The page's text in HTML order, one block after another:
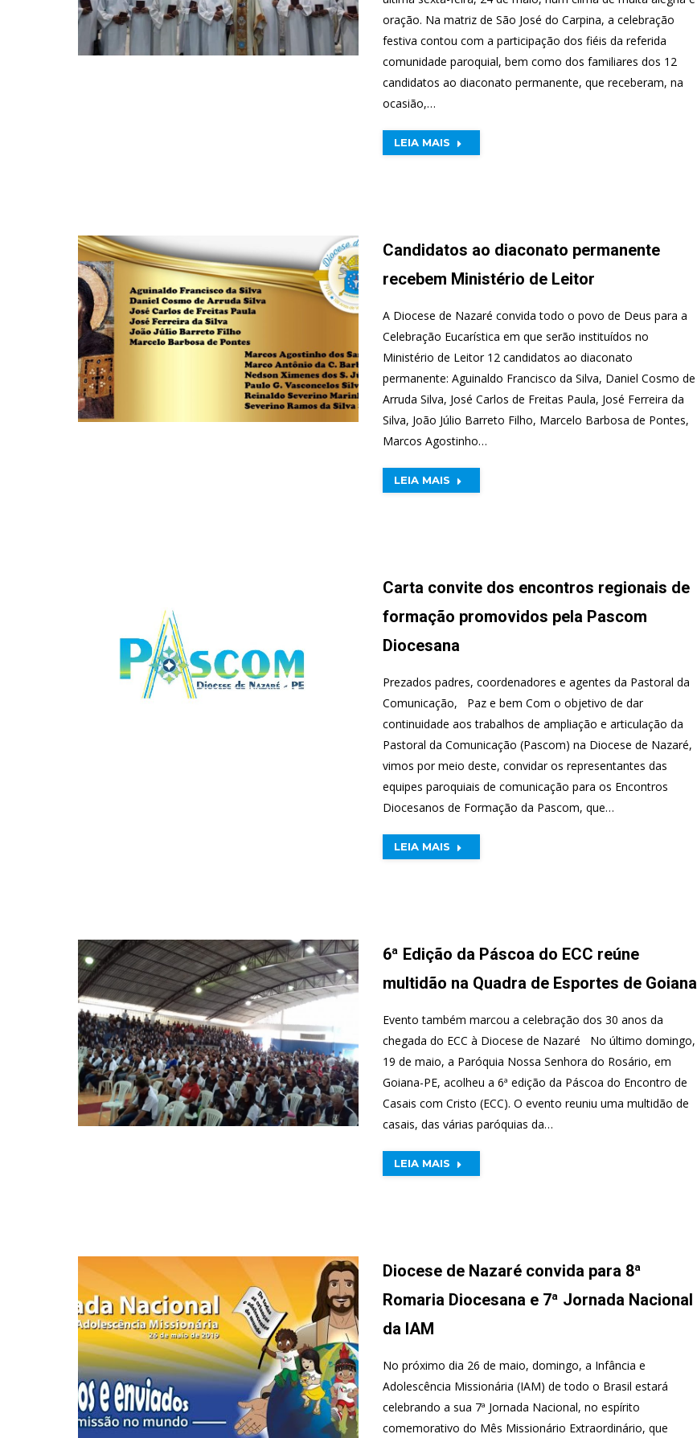
oração. Na matriz de São José do Carpina, a celebração
festiva contou com a participação dos fiéis da referida
comunidade paroquial, bem como dos familiares dos 12
candidatos ao diaconato permanente, que receberam, na
ocasião,…
LEIA MAIS
Candidatos ao diaconato permanente
recebem Ministério de Leitor
A Diocese de Nazaré convida todo o povo de Deus para a
Celebração Eucarística em que serão instituídos no
Ministério de Leitor 12 candidatos ao diaconato
permanente: Aguinaldo Francisco da Silva, Daniel Cosmo de
Arruda Silva, José Carlos de Freitas Paula, José Ferreira da
Silva, João Júlio Barreto Filho, Marcelo Barbosa de Pontes,
Marcos Agostinho…
LEIA MAIS
Carta convite dos encontros regionais de
formação promovidos pela Pascom
Diocesana
Prezados padres, coordenadores e agentes da Pastoral da
Comunicação, Paz e bem Com o objetivo de dar
continuidade aos trabalhos de ampliação e articulação da
Pastoral da Comunicação (Pascom) na Diocese de Nazaré,
vimos por meio deste, convidar os representantes das
equipes paroquiais de comunicação para os Encontros
Diocesanos de Formação da Pascom, que…
LEIA MAIS
6ª Edição da Páscoa do ECC reúne
multidão na Quadra de Esportes de Goiana
Evento também marcou a celebração dos 30 anos da
chegada do ECC à Diocese de Nazaré No último domingo,
19 de maio, a Paróquia Nossa Senhora do Rosário, em
Goiana-PE, acolheu a 6ª edição da Páscoa do Encontro de
Casais com Cristo (ECC). O evento reuniu uma multidão de
casais, das várias paróquias da…
LEIA MAIS
Diocese de Nazaré convida para 8ª
Romaria Diocesana e 7ª Jornada Nacional
da IAM
No próximo dia 26 de maio, domingo, a Infância e
Adolescência Missionária (IAM) de todo o Brasil estará
celebrando a sua 7ª Jornada Nacional, no espírito
comemorativo do Mês Missionário Extraordinário, que